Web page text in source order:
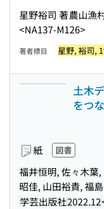
星野裕司 著農山漁
<NA137-M126>
著者標目 星野, 裕司,
土木
をつ
紙 図書
福井恒明, 佐々木葉
昭佳, 山田裕貴, 福
学芸出版社2022.12